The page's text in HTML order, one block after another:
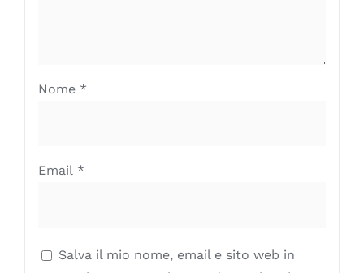
Nome *
Email *
Salva il mio nome, email e sito web in